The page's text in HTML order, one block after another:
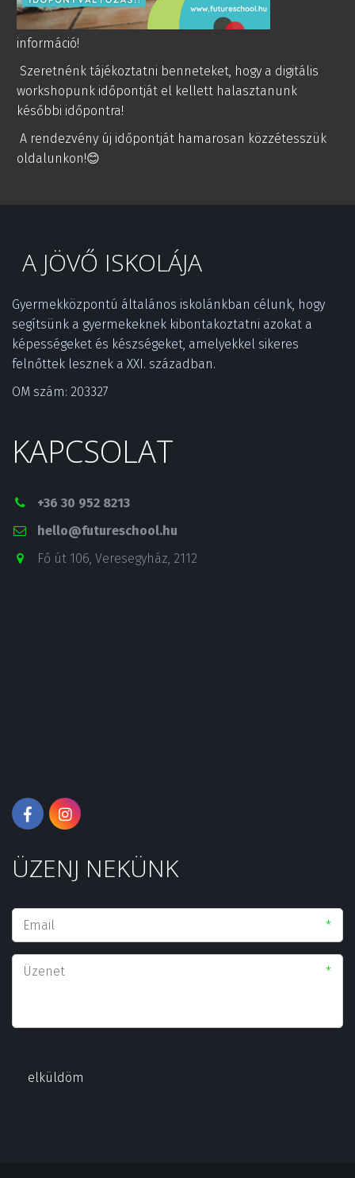
információ!
Szeretnénk tájékoztatni benneteket, hogy a digitális
workshopunk időpontját el kellett halasztanunk
későbbi időpontra!
A rendezvény új időpontját hamarosan közzétesszük
oldalunkon!😊
A JÖVŐ ISKOLÁJA
Gyermekközpontú általános iskolánkban célunk, hogy
segítsünk a gyermekeknek kibontakoztatni azokat a
képességeket és készségeket, amelyekkel sikeres
felnőttek lesznek a XXI. században.­
OM szám: 203327
KAPCSOLAT
+36 30 952 8213
hello@futureschool.hu
Fő út 106, Veresegyház, 2112
ÜZENJ NEKÜNK
*
*
elküldöm